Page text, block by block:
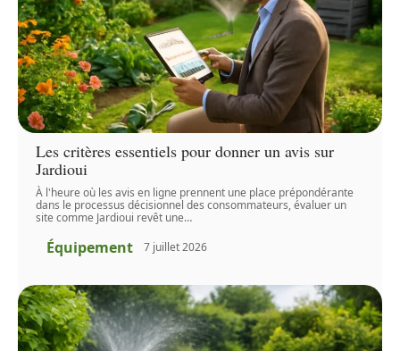
Les critères essentiels pour donner un avis sur
Jardioui
À l'heure où les avis en ligne prennent une place prépondérante
dans le processus décisionnel des consommateurs, évaluer un
site comme Jardioui revêt une…
Équipement 7 juillet 2026